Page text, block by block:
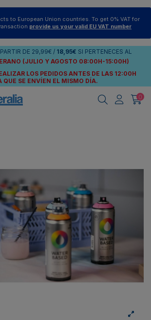
to European Union countries. To get 0% VAT for
provide us your valid EU VAT number
DE 29,99€ / 18,95€ SI PERTENECES AL
(JULIO Y AGOSTO 08:00H-15:00H)
LOS PEDIDOS ANTES DE LAS 12:00H
QUE SE ENVÍEN EL MISMO DÍA.
0